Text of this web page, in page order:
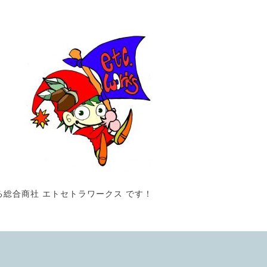
総合商社 エトセトラワークス です！